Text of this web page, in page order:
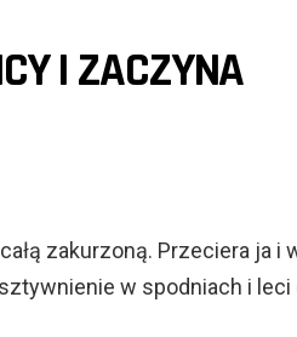
I ZACZYNA
zakurzoną. Przeciera ja i
w spodniach i leci